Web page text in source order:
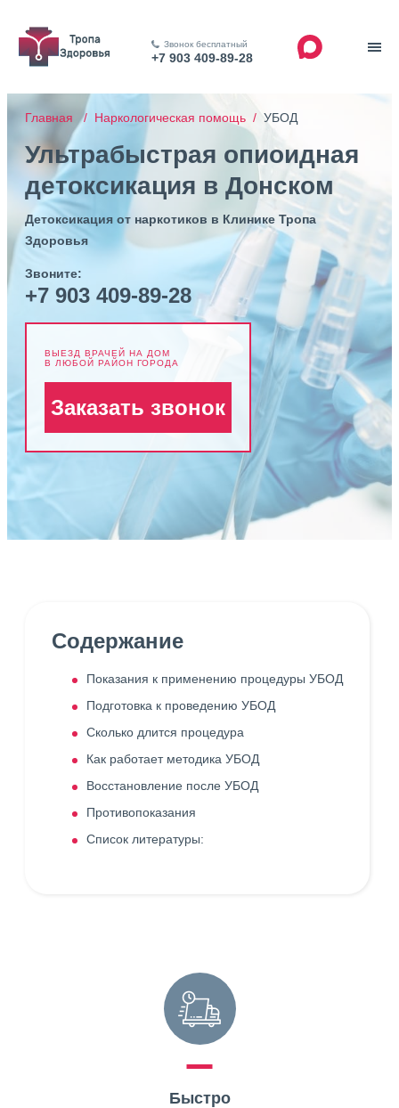
Звонок бесплатный
+7 903 409-89-28
Главная / Наркологическая помощь / УБОД
Ультрабыстрая опиоидная
детоксикация в Донском
Детоксикация от наркотиков в Клинике Тропа
Здоровья
Звоните:
+7 903 409-89-28
ВЫЕЗД ВРАЧЕЙ НА ДОМ
В ЛЮБОЙ РАЙОН ГОРОДА
Заказать звонок
Содержание
Показания к применению процедуры УБОД
Подготовка к проведению УБОД
Сколько длится процедура
Как работает методика УБОД
Восстановление после УБОД
Противопоказания
Список литературы:
Быстро